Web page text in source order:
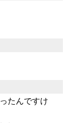
たんですけ
。